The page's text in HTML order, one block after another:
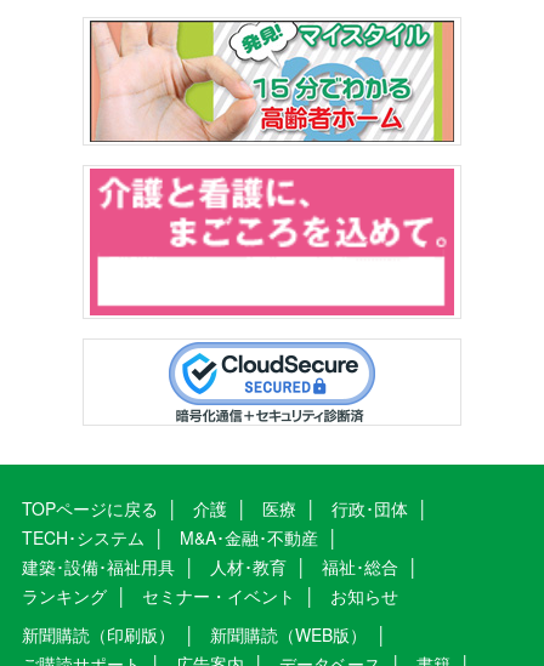
TOPページに戻る 介護 医療
行政･団体
TECH･システム
M&A･金融･不動産
建築･設備･福祉用具
人材･教育
福祉･総合
ランキング
セミナー・イベント
お知らせ
新聞購読（印刷版）
新聞購読（WEB版）